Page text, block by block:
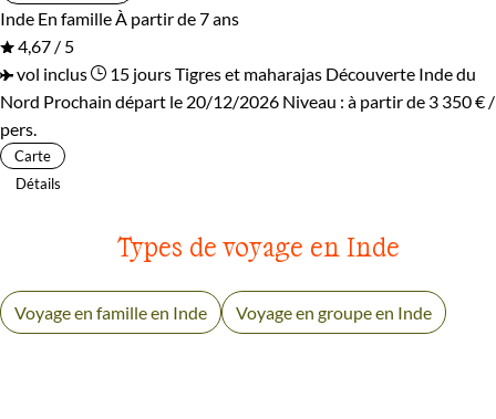
Inde En famille À partir de 7 ans
4,67 / 5
vol inclus
15 joursTigres et maharajas Découverte Inde du
Nord Prochain départ le 20/12/2026 Niveau : à partir de 3 350 € /
pers.
Carte
Détails
Types de voyage en Inde
Voyage en famille en Inde Voyage en groupe en Inde